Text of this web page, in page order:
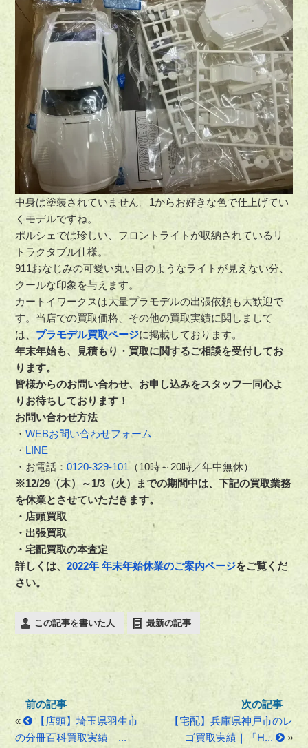
中身は塗装されていません。1からお好きな色で仕上げてい
くモデルですね。
ポルシェでは珍しい、フロントライトが収納されているリ
トラクタブル仕様。
911おなじみの可愛い丸い目のようなライトが見えない分、
クールな印象を与えます。
カートイワークスは大量プラモデルの出張依頼も大歓迎で
す。当店での買取価格、その他の買取実績に関しまして
は、 プラモデル買取ページに掲載しております。
年末年始も、見積もり・買取に関するご相談を受付してお
ります。
皆様からのお問い合わせ、お申し込みをスタッフ一同心よ
りお待ちしております！
お問い合わせ方法
・WEBお問い合わせフォーム
・ LINE
・お電話：0120-329-101 （10時～20時／年中無休）
※12/29（木）～1/3（火）までの期間中は、下記の買取業務
を休業とさせていただきます。
・店頭買取
・出張買取
・宅配買取の本査定
詳しくは、2022年 年末年始休業のご案内ページをご覧くだ
さい。
この記事を書いた人 最新の記事
«
【店頭】埼玉県羽生市
の分冊百科買取実績｜...
【宅配】兵庫県神戸市のレ
ゴ買取実績｜「H...
»